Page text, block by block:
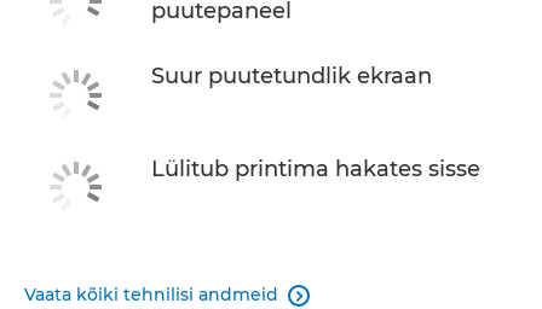
puutepaneel
Suur puutetundlik ekraan
Lülitub printima hakates sisse
Vaata kõiki tehnilisi andmeid 